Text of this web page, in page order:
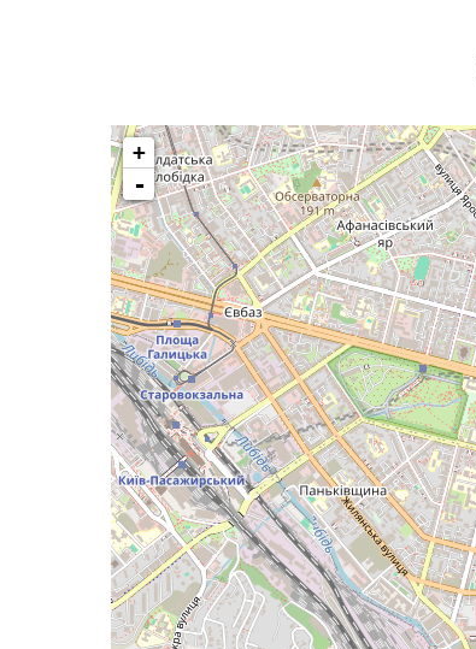
+
-